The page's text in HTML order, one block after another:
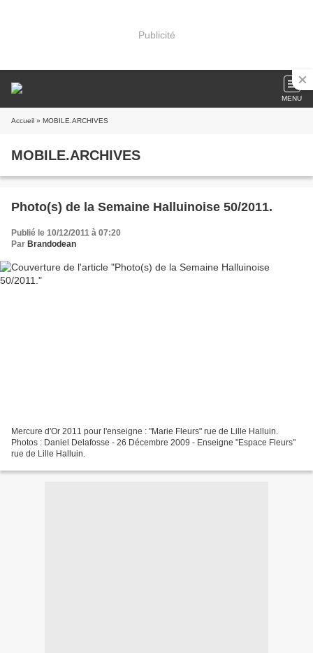
Publicité
MENU
Accueil » MOBILE.ARCHIVES
MOBILE.ARCHIVES
Photo(s) de la Semaine Halluinoise 50/2011.
Publié le 10/12/2011 à 07:20
Par Brandodean
Mercure d'Or 2011 pour l'enseigne : "Marie Fleurs" rue de Lille Halluin.
Photos : Daniel Delafosse - 26 Décembre 2009 - Enseigne "Espace Fleurs"
rue de Lille Halluin.